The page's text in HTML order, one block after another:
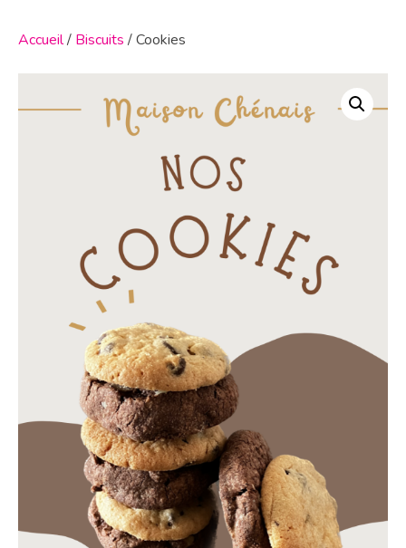
Accueil/ Biscuits / Cookies